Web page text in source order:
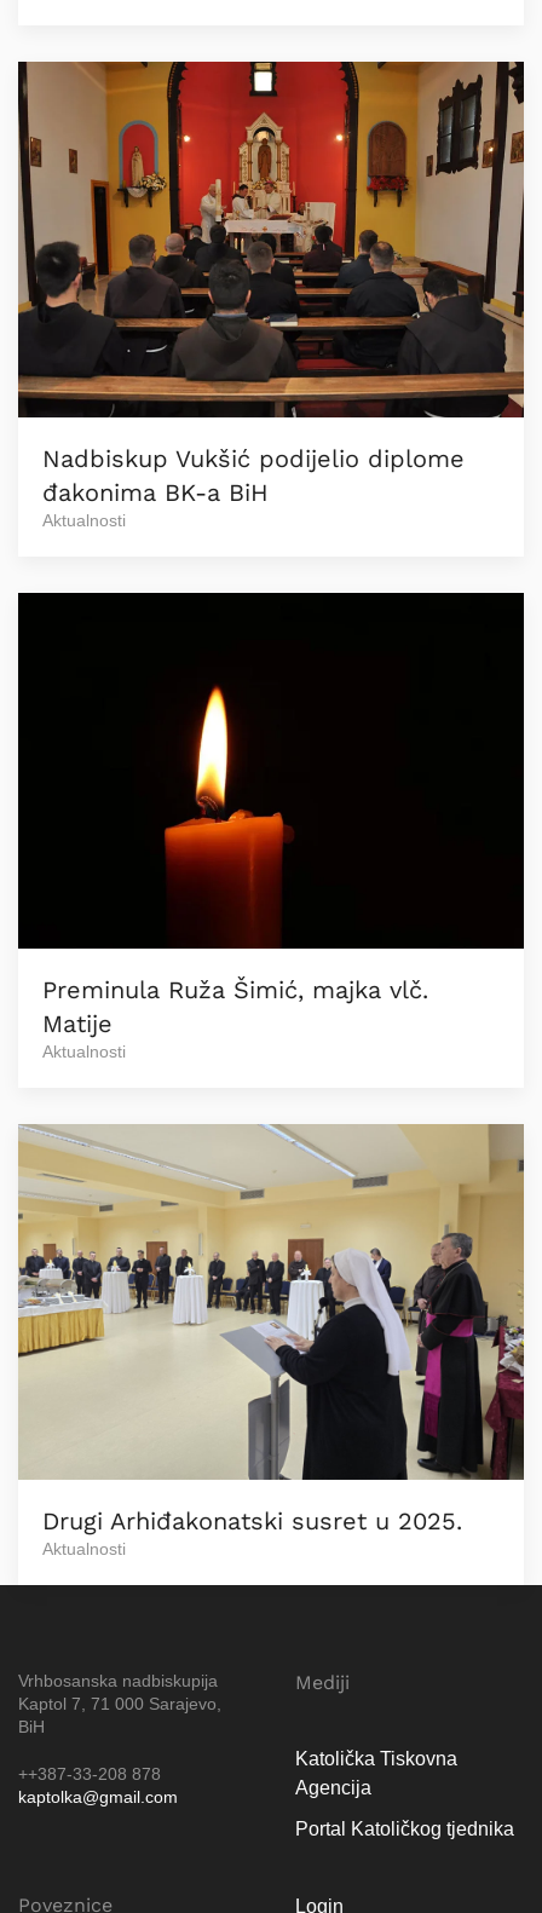
Nadbiskup Vukšić podijelio diplome
đakonima BK-a BiH
Aktualnosti
Preminula Ruža Šimić, majka vlč.
Matije
Aktualnosti
Drugi Arhiđakonatski susret u 2025.
Aktualnosti
Vrhbosanska nadbiskupija
Kaptol 7, 71 000 Sarajevo,
BiH
++387-33-208 878
kaptolka@gmail.com
Mediji
Katolička Tiskovna
Agencija
Portal Katoličkog tjednika
Poveznice Login